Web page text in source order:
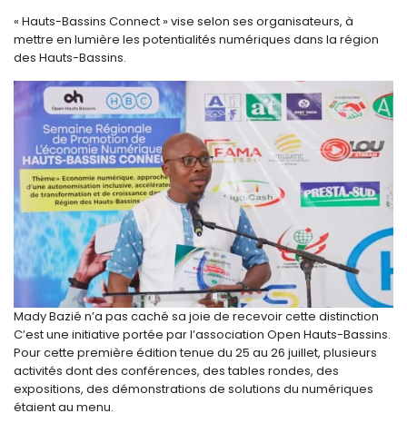
« Hauts-Bassins Connect » vise selon ses organisateurs, à
mettre en lumière les potentialités numériques dans la région
des Hauts-Bassins.
Mady Bazié n’a pas caché sa joie de recevoir cette distinction
C’est une initiative portée par l’association Open Hauts-Bassins.
Pour cette première édition tenue du 25 au 26 juillet, plusieurs
activités dont des conférences, des tables rondes, des
expositions, des démonstrations de solutions du numériques
étaient au menu.